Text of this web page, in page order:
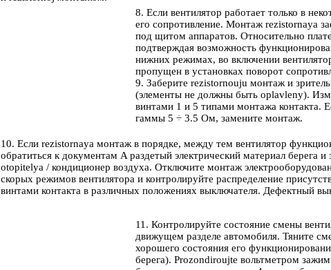
8. Если вентилятор работает только в
его сопротивление. Монтаж rezistornaya
под щитом аппаратов. Относительно
подтверждая возможность
нижних режимах, во включении
пропущен в установках поворот
9. Заберите rezistornouju монтаж и
(элементы не должны быть oplavleny).
винтами 1 и 5 типами монтажа контакта.
гаммы 5 ÷ 3.5 Ом, замените монтаж.
10. Если rezistornaya монтаж в порядке, между тем вентилятор
обратиться к документам A раздетый электрический материал берега и
otopitelya / кондиционер воздуха. Отключите монтаж
скорых режимов вентилятора и контролируйте распределение
винтами контакта в различных положениях выключателя. Дефектный
11. Контролируйте состояние смены
движущем разделе автомобиля. Тяните
хорошего состояния его
берега). Prozondiroujte вольтметром